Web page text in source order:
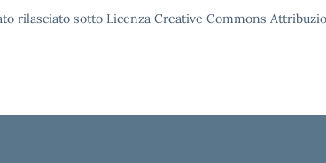
rilasciato sotto Licenza Creative Commons